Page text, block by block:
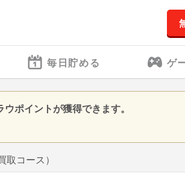
毎日貯める ゲ
ポイントが獲得できます。
取コース）